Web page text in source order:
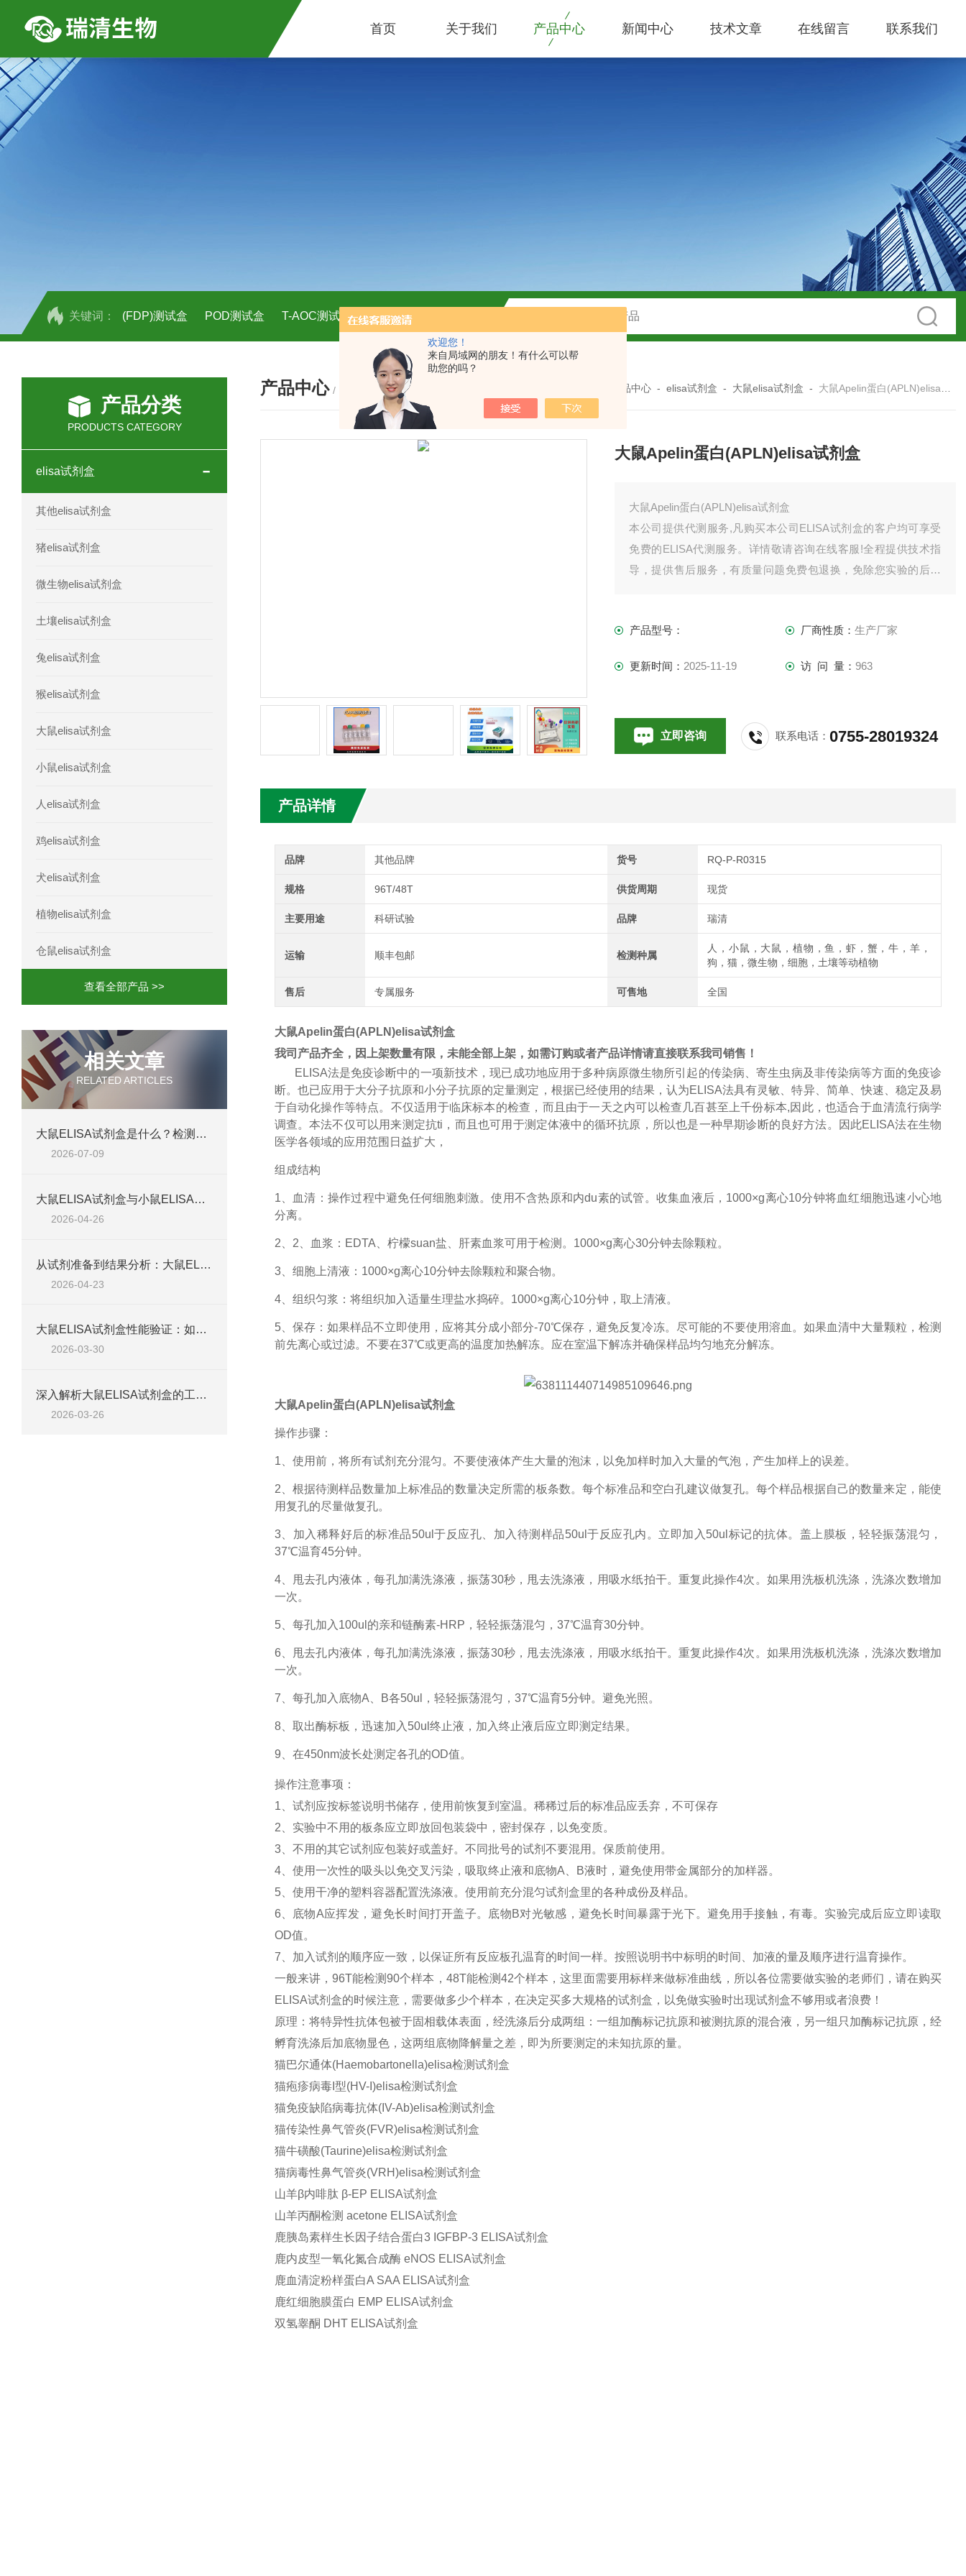
欢迎您！
来自局域网的朋友！有什么可以帮
助您的吗？
首页 关于我们 产品中心 新闻中心 技术文章 在线留言 联系我们
关键词： (FDP)测试盒 POD测试盒 T-AOC测试盒 H2O2测试盒厂家供应
小鼠CALP试剂盒
人全式钴氨素2(HTSB2)elisa试剂盒现货
人鞘脂(SPH)elisa试剂盒现货速发
人蓝氏贾第虫(GL)elisa试剂盒厂家直销
产品分类
PRODUCTS CATEGORY
elisa试剂盒
其他elisa试剂盒
猪elisa试剂盒
微生物elisa试剂盒
土壤elisa试剂盒
兔elisa试剂盒
猴elisa试剂盒
大鼠elisa试剂盒
小鼠elisa试剂盒
人elisa试剂盒
鸡elisa试剂盒
犬elisa试剂盒
植物elisa试剂盒
仓鼠elisa试剂盒
查看全部产品 >>
相关文章
RELATED ARTICLES
大鼠ELISA试剂盒是什么？检测原理、试剂盒组成与适用样本类型全解析
2026-07-09
大鼠ELISA试剂盒与小鼠ELISA试剂盒对比：检测差异、适用物种及实验场景差异化分析
2026-04-26
从试剂准备到结果分析：大鼠ELISA试剂盒操作技巧、浓度校准及实验高效完成全攻略
2026-04-23
大鼠ELISA试剂盒性能验证：如何通过检测范围、精密度、回收率等指标评估准确性
2026-03-30
深入解析大鼠ELISA试剂盒的工作原理、类型与核心试剂
2026-03-26
产品中心 / PRODUCTS 产品中心 -elisa试剂盒 - 大鼠elisa试剂盒 - 大鼠Apelin蛋白(APLN)elisa试剂盒
大鼠Apelin蛋白(APLN)elisa试剂盒
大鼠Apelin蛋白(APLN)elisa试剂盒
本公司提供代测服务,凡购买本公司ELISA试剂盒的客户均可享受
免费的ELISA代测服务。详情敬请咨询在线客服!全程提供技术指
导，提供售后服务，有质量问题免费包退换，免除您实验的后顾
产品详情请直接联系我司销售！
产品型号： 厂商性质： 生产厂家
更新时间： 2025-11-19 访 问 量： 963
立即咨询 联系电话：0755-28019324
产品详情
品牌 其他品牌 货号 RQ-P-R0315
规格 96T/48T 供货周期 现货
主要用途 科研试验 品牌 瑞清
运输 顺丰包邮 检测种属
人，小鼠，大鼠，植物，鱼，虾，蟹，牛，羊，
狗，猫，微生物，细胞，土壤等动植物
售后 专属服务 可售地 全国
大鼠Apelin蛋白(APLN)elisa试剂盒
我司产品齐全，因上架数量有限，未能全部上架，如需订购或者产品详情请直接联系我司销售！
ELISA法是免疫诊断中的一项新技术，现已成功地应用于多种病原微生物所引起的传染病、寄生虫病及非传染病等方面的免疫诊
断。也已应用于大分子抗原和小分子抗原的定量测定，根据已经使用的结果，认为ELISA法具有灵敏、特异、简单、快速、稳定及易
于自动化操作等特点。不仅适用于临床标本的检查，而且由于一天之内可以检查几百甚至上千份标本,因此，也适合于血清流行病学
调查。本法不仅可以用来测定抗ti ，而且也可用于测定体液中的循环抗原，所以也是一种早期诊断的良好方法。因此ELISA法在生物
医学各领域的应用范围日益扩大，
组成结构
1、 血清：操作过程中避免任何细胞刺激。使用不含热原和内du素的试管。收集血液后， 1000×g离心10分钟将血红细胞迅速小心地
分离。
2、 2、血浆：EDTA、柠檬suan盐、肝素血浆可用于检测。 1000×g离心30分钟去除颗粒。
3、细胞上清液：1000×g离心10分钟去除颗粒和聚合物。
4、组织匀浆：将组织加入适量生理盐水捣碎。1000×g离心10分钟，取上清液。
5、保存：如果样品不立即使用，应将其分成小部分-70℃保存，避免反复冷冻。尽可能的不要使用溶血。如果血清中大量颗粒，检测
前先离心或过滤。不要在37℃或更高的温度加热解冻。应在室温下解冻并确保样品均匀地充分解冻。
大鼠Apelin蛋白(APLN)elisa试剂盒
操作步骤：
1、 使用前，将所有试剂充分混匀。不要使液体产生大量的泡沫，以免加样时加入大量的气泡，产生加样上的误差。
2、根据待测样品数量加上标准品的数量决定所需的板条数。每个标准品和空白孔建议做复孔。每个样品根据自己的数量来定，能使
用复孔的尽量做复孔。
3、加入稀释好后的标准品50ul于反应孔、加入待测样品50ul于反应孔内。立即加入50ul标记的抗体。盖上膜板，轻轻振荡混匀，
37℃温育45分钟。
4、甩去孔内液体，每孔加满洗涤液，振荡30秒，甩去洗涤液，用吸水纸拍干。重复此操作4次。如果用洗板机洗涤，洗涤次数增加
一次。
5、每孔加入100ul的亲和链酶素-HRP，轻轻振荡混匀，37℃温育30分钟。
6、甩去孔内液体，每孔加满洗涤液，振荡30秒，甩去洗涤液，用吸水纸拍干。重复此操作4次。如果用洗板机洗涤，洗涤次数增加
一次。
7、每孔加入底物A、B各50ul，轻轻振荡混匀，37℃温育5分钟。避免光照。
8、取出酶标板，迅速加入50ul终止液，加入终止液后应立即测定结果。
9、在450nm波长处测定各孔的OD值。
操作注意事项：
1、 试剂应按标签说明书储存，使用前恢复到室温。稀稀过后的标准品应丢弃，不可保存
2、 实验中不用的板条应立即放回包装袋中，密封保存，以免变质。
3、 不用的其它试剂应包装好或盖好。不同批号的试剂不要混用。保质前使用。
4、 使用一次性的吸头以免交叉污染，吸取终止液和底物A、B液时，避免使用带金属部分的加样器。
5、 使用干净的塑料容器配置洗涤液。使用前充分混匀试剂盒里的各种成份及样品。
6、
底物A应挥发，避免长时间打开盖子。底物B对光敏感，避免长时间暴露于光下。避免用手接触，有毒。实验完成后应立即读取
OD值。
7、加入试剂的顺序应一致，以保证所有反应板孔温育的时间一样。按照说明书中标明的时间、加液的量及顺序进行温育操作。
一般来讲， 96T能检测90个样本，48T能检测42个样本，这里面需要用标样来做标准曲线，所以各位需要做实验的老师们，请在购买
ELISA试剂盒的时候注意，需要做多少个样本，在决定买多大规格的试剂盒，以免做实验时出现试剂盒不够用或者浪费！
原理：将特异性抗体包被于固相载体表面，经洗涤后分成两组：一组加酶标记抗原和被测抗原的混合液，另一组只加酶标记抗原，经
孵育洗涤后加底物显色，这两组底物降解量之差，即为所要测定的未知抗原的量。
猫巴尔通体(Haemobartonella)elisa检测试剂盒
猫疱疹病毒I型(HV-I)elisa检测试剂盒
猫免疫缺陷病毒抗体(IV-Ab)elisa检测试剂盒
猫传染性鼻气管炎(FVR)elisa检测试剂盒
猫牛磺酸(Taurine)elisa检测试剂盒
猫病毒性鼻气管炎(VRH)elisa检测试剂盒
山羊β内啡肽 β-EP ELISA试剂盒
山羊丙酮检测 acetone ELISA试剂盒
鹿胰岛素样生长因子结合蛋白3 IGFBP-3 ELISA试剂盒
鹿内皮型一氧化氮合成酶 eNOS ELISA试剂盒
鹿血清淀粉样蛋白A SAA ELISA试剂盒
鹿红细胞膜蛋白 EMP ELISA试剂盒
双氢睾酮 DHT ELISA试剂盒